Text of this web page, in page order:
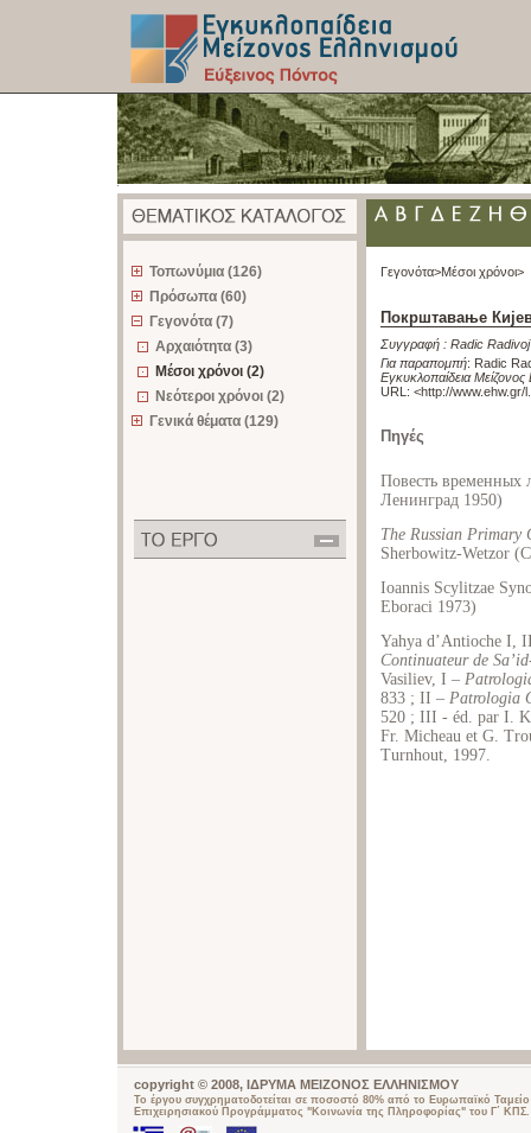
Τοπωνύμια (126)
Πρόσωπα (60)
Γεγονότα (7)
Αρχαιότητα (3)
Μέσοι χρόνοι (2)
Νεότεροι χρόνοι (2)
Γενικά θέματα (129)
Γεγονότα>Μέσοι χρόνοι>
Покрштавање
Συγγραφή : Radic Radivoj
Για παραπομπή: Radic
Εγκυκλοπαίδεια
URL: <http://www.ehw.gr/
Πηγές
Повесть
Ленинград 1950)
The Russian Primary
Sherbowitz-Wetzor
Ioannis Scylitzae
Eboraci 1973)
Yahya d’Antioche I,
Continuateur de
Vasiliev, I –
833 ; II – Patrologia
520 ; III - éd. par I.
Fr. Micheau et G.
Turnhout, 1997.
copyright © 2008, ΙΔΡΥΜΑ ΜΕΙΖΟΝΟΣ ΕΛΛΗΝΙΣΜΟΥ
Το έργου συγχρηματοδοτείται σε ποσοστό 80% από το Ευρωπαϊκό
Επιχειρησιακού Προγράμματος "Κοινωνία της Πληροφορίας" του Γ΄ ΚΠΣ.